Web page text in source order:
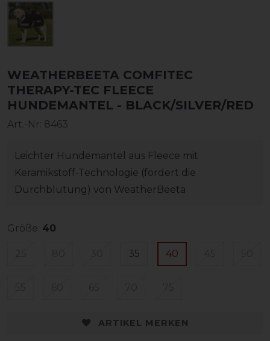
WEATHERBEETA COMFITEC
THERAPY-TEC FLEECE
HUNDEMANTEL - BLACK/SILVER/RED
Art.-Nr: 8463
Leichter Hundemantel aus Fleece mit
Keramikstoff-Technologie (fördert die
Durchblutung) von WeatherBeeta
Größe: 40
35 40
ARTIKEL MERKEN